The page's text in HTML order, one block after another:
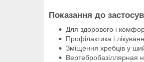
Показання до
Для здорового і
Профілактика і
Зміщення хребців у
Вертебробазіллярная